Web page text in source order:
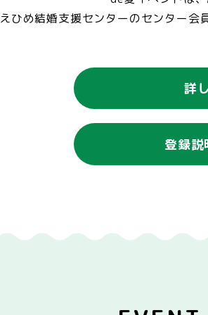
えひめ結婚支援センターのセンター会
詳
登録説